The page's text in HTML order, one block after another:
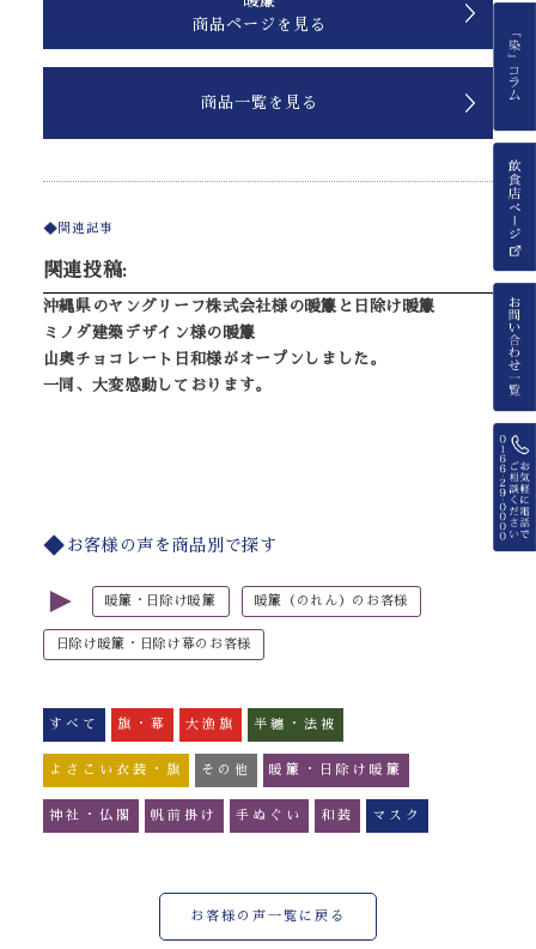
商品一覧を見る
商品ページを見る
関連記事
関連投稿:
沖縄県のヤングリーフ株式会社様の暖簾と日除け暖簾
ミノダ建築デザイン様の暖簾
山奥チョコレート日和様がオープンしました。
一同、大変感動しております。
お客様の声を商品別で探す
► 暖簾・日除け暖簾 暖簾（のれん）のお客様
日除け暖簾・日除け幕のお客様
すべて 旗・幕 大漁旗 半纏・法被
よさこい衣装・旗 その他 暖簾・日除け暖簾
神社・仏閣 帆前掛け 手ぬぐい 和装 マスク
お客様の声一覧に戻る